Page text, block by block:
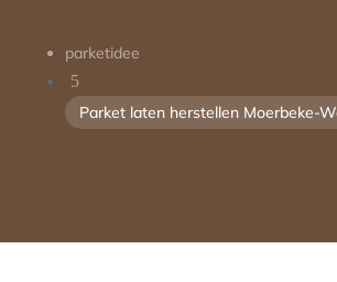
parketidee
5
Parket laten herstellen Moerbeke-